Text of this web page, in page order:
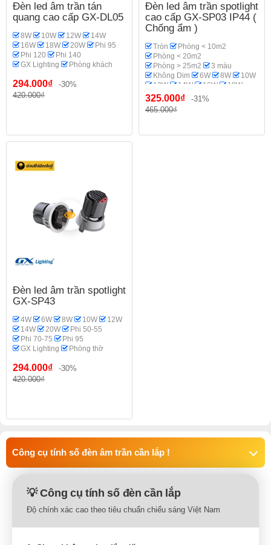
Đèn led âm trần tán
quang cao cấp GX-DL05
8W 10W 12W
14W
16W
18W 20W
Phi 95
Phi 120
Phi 140
GX Lighting
Phòng khách
294.000₫
-30%
420.000₫
Đèn led âm trần spotlight
cao cấp GX-SP03 IP44 (
Chống ẩm )
Tròn
Phòng < 10m2
Phòng < 20m2
Phòng > 25m2
3 màu
Không Dim
6W 8W
10W
12W
14W 16W
18W
20W
Spotlight
Phi 95
GX Lighting
325.000₫
-31%
465.000₫
Đèn led âm trần spotlight
GX-SP43
4W 6W 8W 10W
12W
14W
20W
Phi 50-55
Phi 70-75
Phi 95
GX Lighting
Phòng thờ
294.000₫
-30%
420.000₫
Công cụ tính số đèn âm trần cần lắp !
💡 Công cụ tính số đèn cần lắp
Độ chính xác cao theo tiêu chuẩn chiếu sáng Việt Nam